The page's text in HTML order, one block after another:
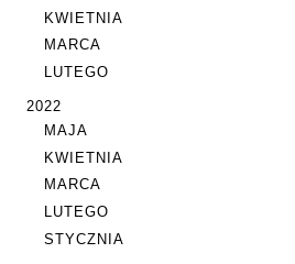
KWIETNIA
MARCA
LUTEGO
2022
MAJA
KWIETNIA
MARCA
LUTEGO
STYCZNIA